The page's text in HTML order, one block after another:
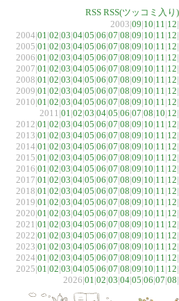
RSS RSS(ツッコミ入り)
2003|09|10|11|12|
2004|01|02|03|04|05|06|07|08|09|10|11|12|
2005|01|02|03|04|05|06|07|08|09|10|11|12|
2006|01|02|03|04|05|06|07|08|09|10|11|12|
2007|01|02|03|04|05|06|07|08|09|10|11|12|
2008|01|02|03|04|05|06|07|08|09|10|11|12|
2009|01|02|03|04|05|06|07|08|09|10|11|12|
2010|01|02|03|04|05|06|07|08|09|10|11|12|
2011|01|02|03|04|05|06|07|08|10|12|
2012|01|02|03|04|05|06|07|08|09|10|11|12|
2013|01|02|03|04|05|06|07|08|09|10|11|12|
2014|01|02|03|04|05|06|07|08|09|10|11|12|
2015|01|02|03|04|05|06|07|08|09|10|11|12|
2016|01|02|03|04|05|06|07|08|09|10|11|12|
2017|01|02|03|04|05|06|07|08|09|10|11|12|
2018|01|02|03|04|05|06|07|08|09|10|11|12|
2019|01|02|03|04|05|06|07|08|09|10|11|12|
2020|01|02|03|04|05|06|07|08|09|10|11|12|
2021|01|02|03|04|05|06|07|08|09|10|11|12|
2022|01|02|03|04|05|06|07|08|09|10|11|12|
2023|01|02|03|04|05|06|07|08|09|10|11|12|
2024|01|02|03|04|05|06|07|08|09|10|11|12|
2025|01|02|03|04|05|06|07|08|09|10|11|12|
2026|01|02|03|04|05|06|07|08|